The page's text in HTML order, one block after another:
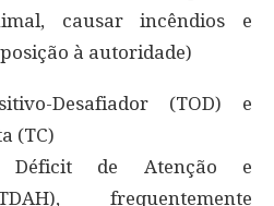
causar incêndios e
à autoridade)
Desafiador (TOD) e
(TC)
de Atenção e
frequentemente